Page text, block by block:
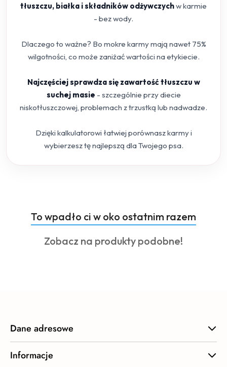
tłuszczu, białka i składników odżywczychw karmie
- bez wody.
Dlaczego to ważne? Bo mokre karmy mają nawet 75%
wilgotności, co może zaniżać wartości na etykiecie.
Najczęściej sprawdza się zawartość tłuszczu w
suchej masie - szczególnie przy diecie
niskotłuszczowej, problemach z trzustką lub nadwadze.
Dzięki kalkulatorowi łatwiej porównasz karmy i
wybierzesz tę najlepszą dla Twojego psa.
Pomiń karuzelę produktów
Produkty
o
statusie:
To wpadło ci w oko ostatnim razem
Produkty
Zobacz na produkty podobne!
Dane adresowe
Informacje